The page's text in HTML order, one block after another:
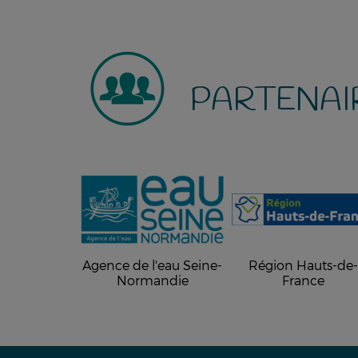
Agence de l'eau Seine-
Normandie
Région Hauts-de-
France